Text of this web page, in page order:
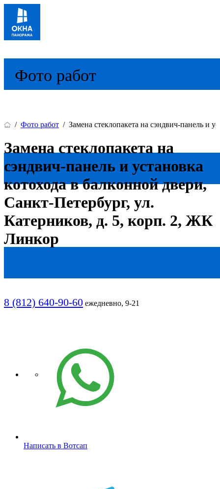
8 (812) 640-90-60 ежедневно, 9-21
Написать в Вотсап
Фото работ
/ Фото работ / Замена стеклопакета на сэндвич-панель и
Замена стеклопакета на
сэндвич-панель и установка
котохода в балконной двери,
Санкт-Петербург, ул.
Катерников, д. 5, корп. 2, ЖК
Линкор